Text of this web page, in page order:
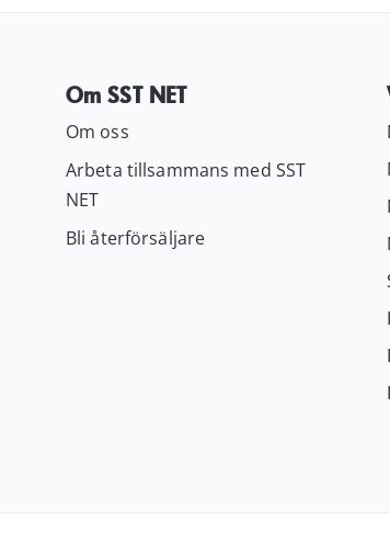
Om SST NET
Om oss
Arbeta tillsammans med SST
NET
Bli återförsäljare